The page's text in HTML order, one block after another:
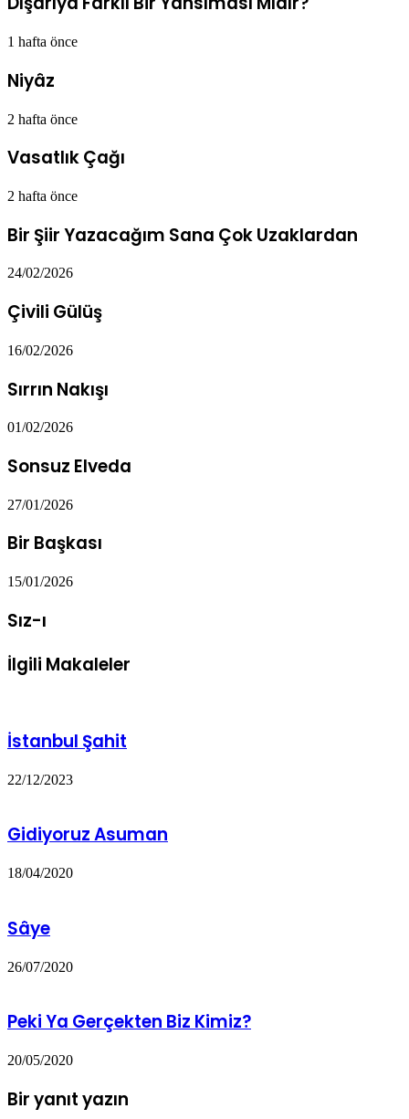
1 hafta önce
Niyâz
2 hafta önce
Vasatlık Çağı
2 hafta önce
Bir Şiir Yazacağım Sana Çok Uzaklardan
24/02/2026
Çivili Gülüş
16/02/2026
Sırrın Nakışı
01/02/2026
Sonsuz Elveda
27/01/2026
Bir Başkası
15/01/2026
Sız-ı
İlgili Makaleler
İstanbul Şahit
22/12/2023
Gidiyoruz Asuman
18/04/2020
Sâye
26/07/2020
Peki Ya Gerçekten Biz Kimiz?
20/05/2020
Bir yanıt yazın